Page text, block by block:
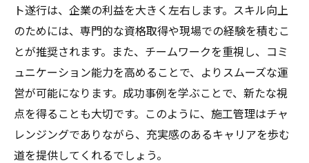
ト遂行は、企業の利益を大きく左右します。スキル向上
のためには、専門的な資格取得や現場での経験を積むこ
とが推奨されます。また、チームワークを重視し、コミ
ュニケーション能力を高めることで、よりスムーズな運
営が可能になります。成功事例を学ぶことで、新たな視
点を得ることも大切です。このように、施工管理はチャ
レンジングでありながら、充実感のあるキャリアを歩む
道を提供してくれるでしょう。